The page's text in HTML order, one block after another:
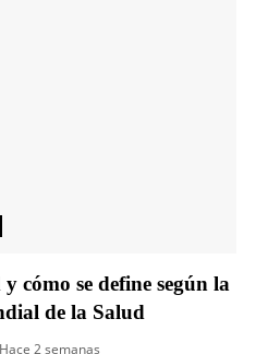
cómo se define según la
de la Salud
Hace 2 semanas